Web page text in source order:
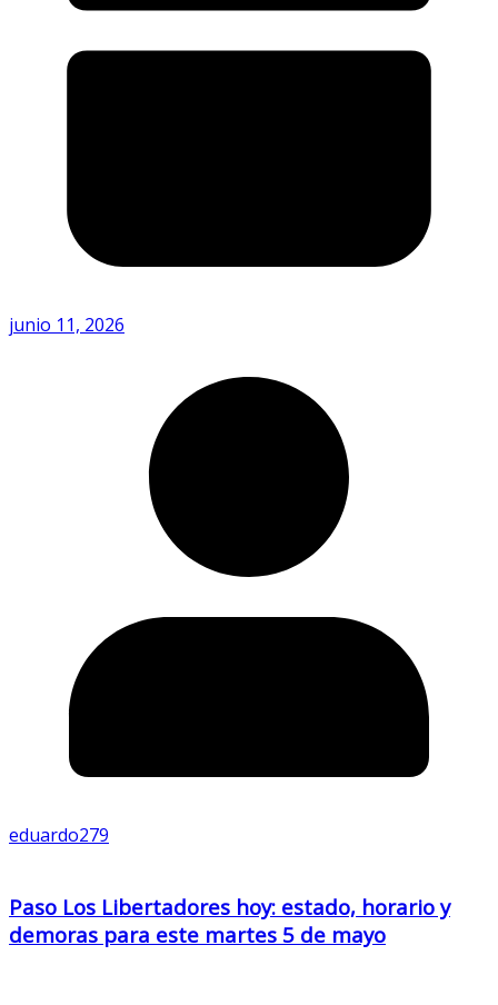
junio 11, 2026
eduardo279
Paso Los Libertadores hoy: estado, horario y
demoras para este martes 5 de mayo